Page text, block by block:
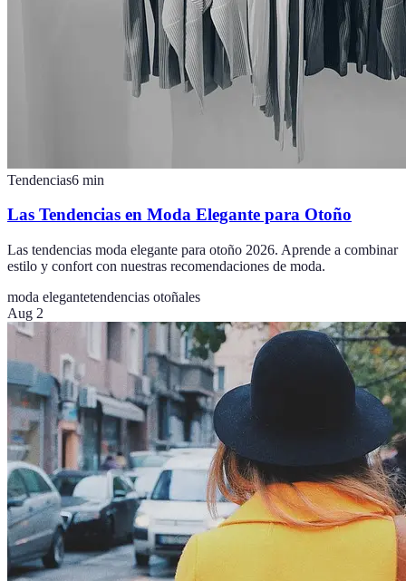
Tendencias6 min
Las Tendencias en Moda Elegante para Otoño
Las tendencias moda elegante para otoño 2026. Aprende a combinar
estilo y confort con nuestras recomendaciones de moda.
moda elegantetendencias otoñales
Aug 2